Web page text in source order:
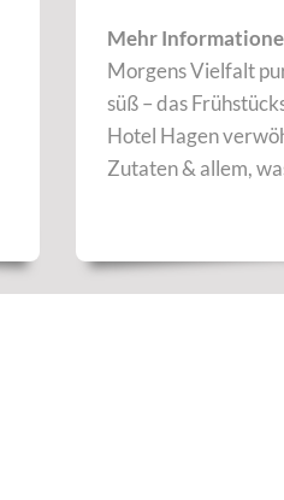
Mehr
Morgens Vielfalt
süß – das
Hotel Hagen
Zutaten & allem,